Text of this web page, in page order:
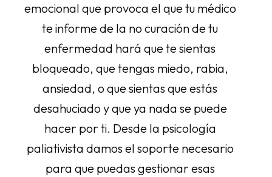
emocional que provoca el que tu médico
te informe de la no curación de tu
enfermedad hará que te sientas
bloqueado, que tengas miedo, rabia,
ansiedad, o que sientas que estás
desahuciado y que ya nada se puede
hacer por ti. Desde la psicología
paliativista damos el soporte necesario
para que puedas gestionar esas